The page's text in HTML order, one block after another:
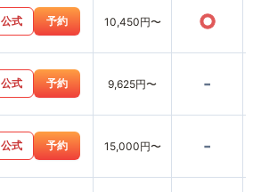
公式 予約 10,450円〜 ○
公式 予約 9,625円〜 -
公式 予約 15,000円〜 -